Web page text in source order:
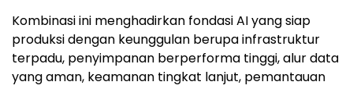
Kombinasi ini menghadirkan fondasi AI yang siap
produksi dengan keunggulan berupa infrastruktur
terpadu, penyimpanan berperforma tinggi, alur data
yang aman, keamanan tingkat lanjut, pemantauan